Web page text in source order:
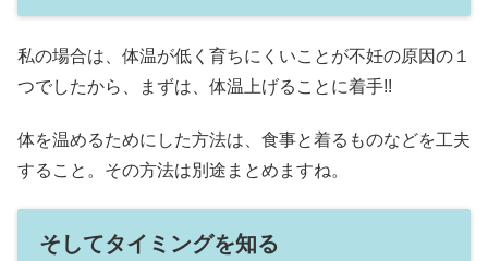
私の場合は、体温が低く育ちにくいことが不妊の原因の１
つでしたから、まずは、体温上げることに着手!!
体を温めるためにした方法は、食事と着るものなどを工夫
すること。その方法は別途まとめますね。
そしてタイミングを知る